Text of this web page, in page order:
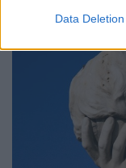
Data Deletion